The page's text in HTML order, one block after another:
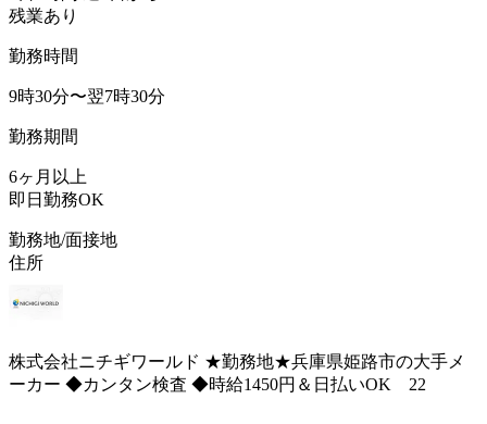
残業あり
勤務時間
9時30分〜翌7時30分
勤務期間
6ヶ月以上
即日勤務OK
勤務地/面接地
住所
株式会社ニチギワールド ★勤務地★兵庫県姫路市の大手メ
ーカー ◆カンタン検査 ◆時給1450円＆日払いOK 22